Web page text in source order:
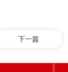
下一篇